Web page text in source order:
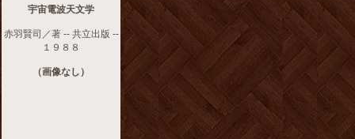
宇宙電波天文学
赤羽賢司／著 -- 共立出版 --
１９８８
（画像なし）